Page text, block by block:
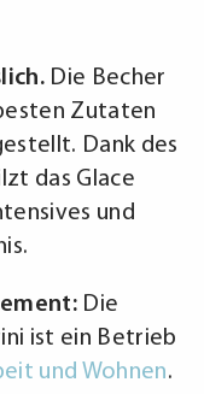
Die Becher
Zutaten
Dank des
das Glace
und
Die
ist ein Betrieb
und Wohnen.